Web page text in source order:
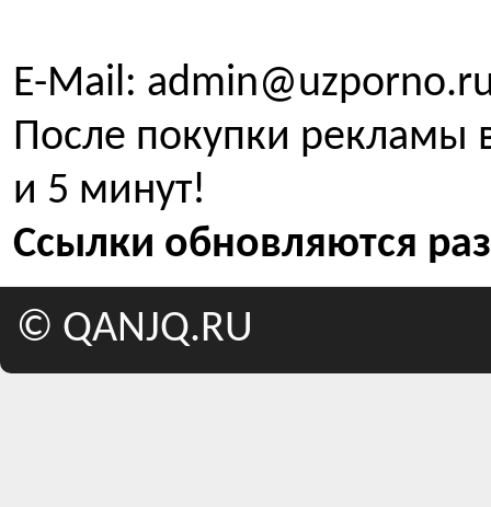
E-Mail:
После покупки рекламы
и 5 минут!
Ссылки обновляются
© QANJQ.RU